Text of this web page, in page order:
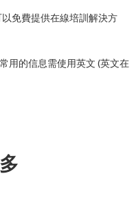
免費提供在線培訓解決方
用的信息需使用英文 (英文在